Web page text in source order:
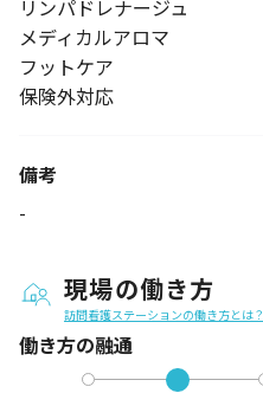
リンパドレナージュ
メディカルアロマ
フットケア
保険外対応
備考
-
現場の働き方
訪問看護ステーションの働き方とは？
働き方の融通